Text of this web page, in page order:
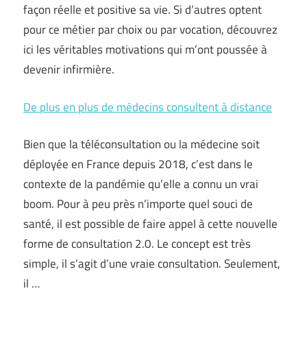
façon réelle et positive sa vie. Si d’autres optent
pour ce métier par choix ou par vocation, découvrez
ici les véritables motivations qui m’ont poussée à
devenir infirmière.
De plus en plus de médecins consultent à distance
Bien que la téléconsultation ou la médecine soit
déployée en France depuis 2018, c’est dans le
contexte de la pandémie qu’elle a connu un vrai
boom. Pour à peu près n’importe quel souci de
santé, il est possible de faire appel à cette nouvelle
forme de consultation 2.0. Le concept est très
simple, il s’agit d’une vraie consultation. Seulement,
il …